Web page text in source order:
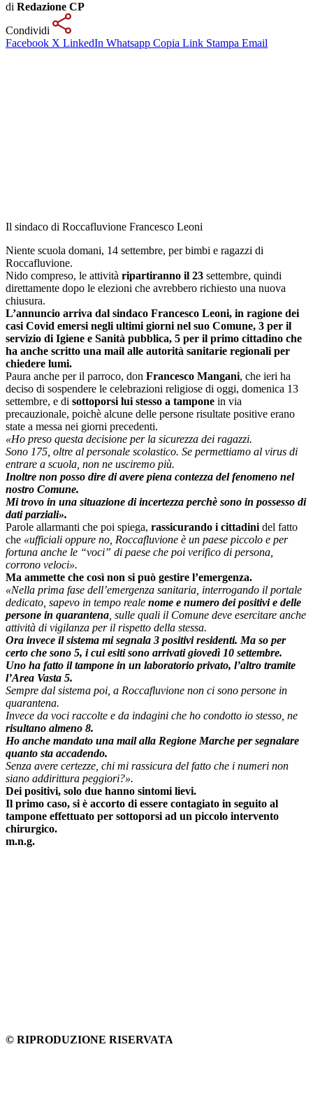
di Redazione CP
Condividi
Facebook X LinkedIn Whatsapp Copia Link Stampa Email
Il sindaco di Roccafluvione Francesco Leoni
Niente scuola domani, 14 settembre, per bimbi e ragazzi di
Roccafluvione.
Nido compreso, le attività ripartiranno il 23 settembre, quindi
direttamente dopo le elezioni che avrebbero richiesto una nuova
chiusura.
L’annuncio arriva dal sindaco Francesco Leoni, in ragione dei
casi Covid emersi negli ultimi giorni nel suo Comune, 3 per il
servizio di Igiene e Sanità pubblica, 5 per il primo cittadino che
ha anche scritto una mail alle autorità sanitarie regionali per
chiedere lumi.
Paura anche per il parroco, don Francesco Mangani, che ieri ha
deciso di sospendere le celebrazioni religiose di oggi, domenica 13
settembre, e di sottoporsi lui stesso a tampone in via
precauzionale, poichè alcune delle persone risultate positive erano
state a messa nei giorni precedenti.
«Ho preso questa decisione per la sicurezza dei ragazzi.
Sono 175, oltre al personale scolastico. Se permettiamo al virus di
entrare a scuola, non ne usciremo più.
Inoltre non posso dire di avere piena contezza del fenomeno nel
nostro Comune.
Mi trovo in una situazione di incertezza perchè sono in possesso di
dati parziali».
Parole allarmanti che poi spiega, rassicurando i cittadini del fatto
che «ufficiali oppure no, Roccafluvione è un paese piccolo e per
fortuna anche le “voci” di paese che poi verifico di persona,
corrono veloci».
Ma ammette che così non si può gestire l’emergenza.
«Nella prima fase dell’emergenza sanitaria, interrogando il portale
dedicato, sapevo in tempo reale nome e numero dei positivi e delle
persone in quarantena , sulle quali il Comune deve esercitare anche
attività di vigilanza per il rispetto della stessa.
Ora invece il sistema mi segnala 3 positivi residenti. Ma so per
certo che sono 5, i cui esiti sono arrivati giovedì 10 settembre.
Uno ha fatto il tampone in un laboratorio privato, l’altro tramite
l’Area Vasta 5.
Sempre dal sistema poi, a Roccafluvione non ci sono persone in
quarantena.
Invece da voci raccolte e da indagini che ho condotto io stesso, ne
risultano almeno 8.
Ho anche mandato una mail alla Regione Marche per segnalare
quanto sta accadendo.
Senza avere certezze, chi mi rassicura del fatto che i numeri non
siano addirittura peggiori?».
Dei positivi, solo due hanno sintomi lievi.
Il primo caso, si è accorto di essere contagiato in seguito al
tampone effettuato per sottoporsi ad un piccolo intervento
chirurgico.
m.n.g.
© RIPRODUZIONE RISERVATA